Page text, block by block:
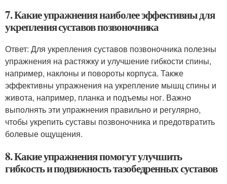
7. Какие упражнения наиболее эффективны для
укрепления суставов позвоночника
Ответ: Для укрепления суставов позвоночника полезны
упражнения на растяжку и улучшение гибкости спины,
например, наклоны и повороты корпуса. Также
эффективны упражнения на укрепление мышц спины и
живота, например, планка и подъемы ног. Важно
выполнять эти упражнения правильно и регулярно,
чтобы укрепить суставы позвоночника и предотвратить
болевые ощущения.
8. Какие упражнения помогут улучшить
гибкость и подвижность тазобедренных суставов